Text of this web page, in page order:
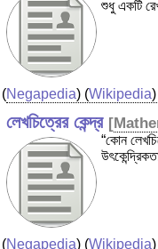
শুধু একটি
(Negapedia) (Wikipedia
লেখচিত্রের কেন্দ্র [
“কোন
(Negapedia) (Wikipedia